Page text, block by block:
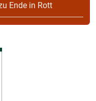
Ende in Rott